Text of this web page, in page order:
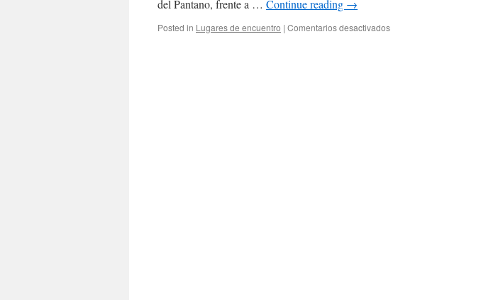
del Pantano, frente a … Continue reading →
Posted in Lugares de encuentro | Comentarios desactivados